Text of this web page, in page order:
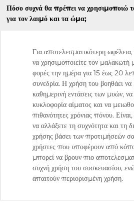
Πόσο συχνά θα πρέπει να χρησιμοποιώ
για τον λαιμό και τα ώμα;
Για αποτελεσματικότερη
να χρησιμοποιείτε τον μαλακωτή
φορές την ημέρα για 15 έως 20
συνεδρία. Η χρήση του βοηθάει να
καθημερινή εντάσεις των μυών, να
κυκλοφορία αίματος και να
πιθανότητες χρόνιας πόνου.
να αλλάξετε τη συχνότητα και τη
χρήσης βάσει των προτιμήσεών
χρήστες που υποφέρουν από
μπορεί να βρουν πιο
συχνή χρήση του συσκευασίου,
απαιτούν περιορισμένη χρήση.